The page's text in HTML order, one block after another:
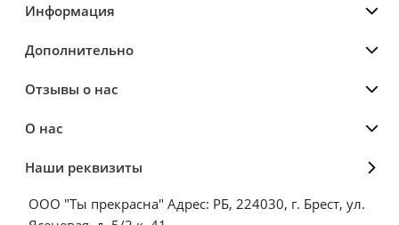
Информация
Дополнительно
Отзывы о нас
О нас
Наши реквизиты
ООО "Ты прекрасна" Адрес: РБ, 224030, г. Брест, ул.